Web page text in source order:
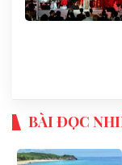
BÀI ĐỌC